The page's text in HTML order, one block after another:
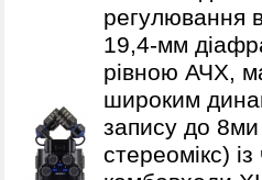
регулювання
19,4-мм
рівною АЧХ,
широким
запису до 8ми
стереомікс)